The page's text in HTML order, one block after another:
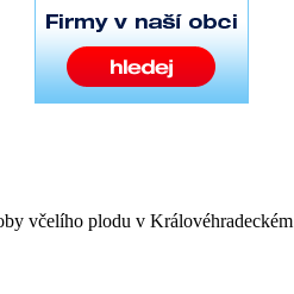
včelího plodu v